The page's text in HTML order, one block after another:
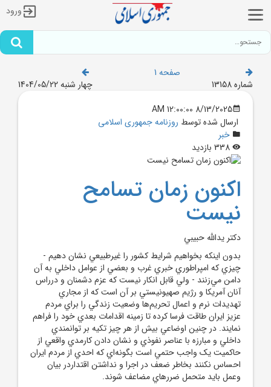
ورود
صفحه 1
شماره 13158
چهار شنبه 1404/05/22
8/13/2025 12:00:00 AM
ارسال شده توسط روزنامه جمهوری اسلامی
خبر
اکنون زمان تسامح
نيست
دکتر يدالله حبيبي
بدون اينکه بخواهيم شرايط کشور را غيرطبيعي نشان دهيم -
چيزي که امپراطوري خبري غرب و بعضي از عوامل داخلي به آن
دامن مي‌زنند - ولي قابل انکار نيست که عزم دشمنان و درراس
آنان آمريکا و رژيم صهيونيستي بر آن است که از مجاري
تهديدات نرم و اعمال تحريم‌ها وضعيت زندگي را براي مردم
عزيز ايران طاقت فرسا کرده تا زمينه اقدامات بعدي خود را فراهم
نمايند. در چنين اوضاعي بيش از هر چيز تکيه بر توانمندي
داخلي و مبارزه با عناصر نفوذي و نشان دادن کارمدي واقعي از
حاکميت يک واجب حتمي است بگونه‌اي که احدي از مردم ايران
احساس نکنند بخاطر ضعف در اجرا و نداشتن اقتداردر بيان
وعمل بايد متحمل ضررهاي مضاعف شوند.